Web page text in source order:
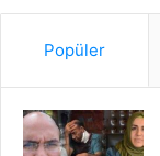
Popüler